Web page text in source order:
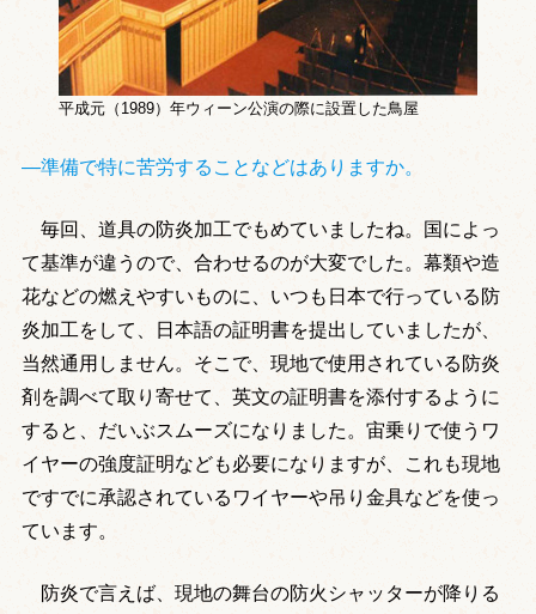
平成元（1989）年ウィーン公演の際に設置した鳥屋
―準備で特に苦労することなどはありますか。
毎回、道具の防炎加工でもめていましたね。国によっ
て基準が違うので、合わせるのが大変でした。幕類や造
花などの燃えやすいものに、いつも日本で行っている防
炎加工をして、日本語の証明書を提出していましたが、
当然通用しません。そこで、現地で使用されている防炎
剤を調べて取り寄せて、英文の証明書を添付するように
すると、だいぶスムーズになりました。宙乗りで使うワ
イヤーの強度証明なども必要になりますが、これも現地
ですでに承認されているワイヤーや吊り金具などを使っ
ています。
防炎で言えば、現地の舞台の防火シャッターが降りる